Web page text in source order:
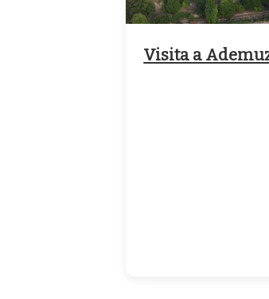
Visita a